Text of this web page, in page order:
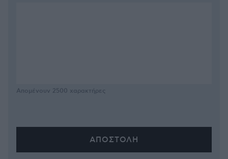
Απομένουν 2500 χαρακτήρες